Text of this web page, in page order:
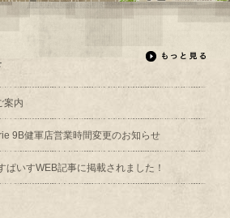
案内
9B健軍店営業時間変更のお知らせ
ぱいすWEB記事に掲載されました！